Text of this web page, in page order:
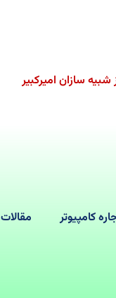
سازان امیرکبیر
کامپیوتر مقالات